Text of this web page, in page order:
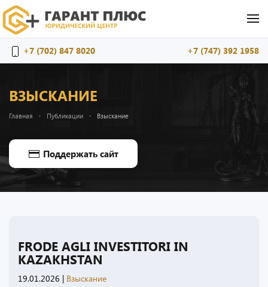
+7 (702) 847 8020 +7 (747) 392 1958
ВЗЫСКАНИЕ
Главная Публикации Взыскание
Поддержать сайт
FRODE AGLI INVESTITORI IN
KAZAKHSTAN
19.01.2026 | Взыскание